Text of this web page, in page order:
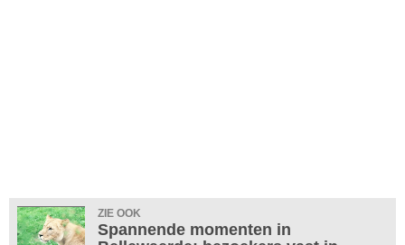
ZIE OOK
Spannende momenten in